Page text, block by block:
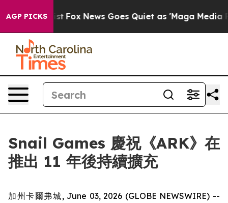
AGP PICKS
Exist Fox News Goes Quiet as 'Maga Media
Snail Games 慶祝《ARK》在
推出 11 年後持續擴充
加州卡爾弗城, June 03, 2026 (GLOBE NEWSWIRE) --